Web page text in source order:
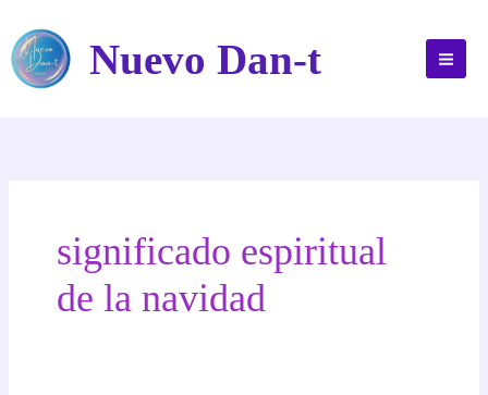
contenido
Nuevo Dan-t
significado espiritual
de la navidad